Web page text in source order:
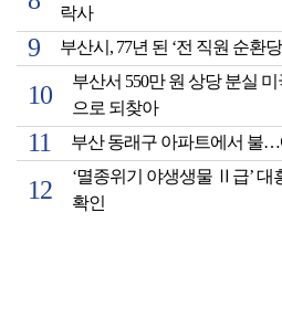
락사
부산시, 77년 된 ‘전 직원 순환
부산서 550만 원 상당 분실
으로 되찾아
부산 동래구 아파트에서 불
‘멸종위기 야생생물 Ⅱ급’ 대
확인